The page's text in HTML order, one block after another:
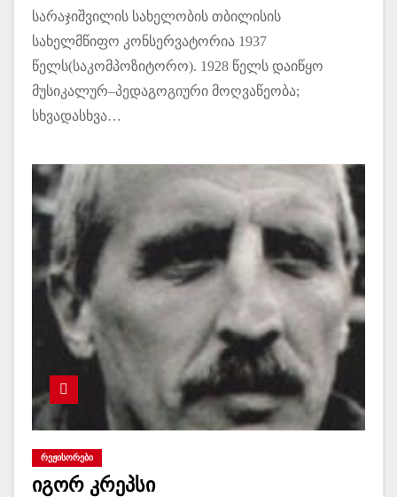
სარაჯიშვილის სახელობის თბილისის
სახელმწიფო კონსერვატორია 1937
წელს(საკომპოზიტორო). 1928 წელს დაიწყო
მუსიკალურ–პედაგოგიური მოღვაწეობა;
სხვადასხვა…
ᲠᲔᲟᲘᲡᲝᲠᲔᲑᲘ
იგორ კრეპსი